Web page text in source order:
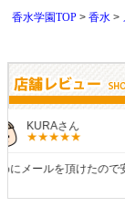
香水学園TOP
香水
商品が早く届いた